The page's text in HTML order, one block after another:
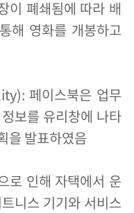
이 폐쇄됨에 따라 배
해 영화를 개봉하고
페이스북은 업무
보를 유리창에 나타
을 발표하였음
로 인해 자택에서 운
니스 기기와 서비스